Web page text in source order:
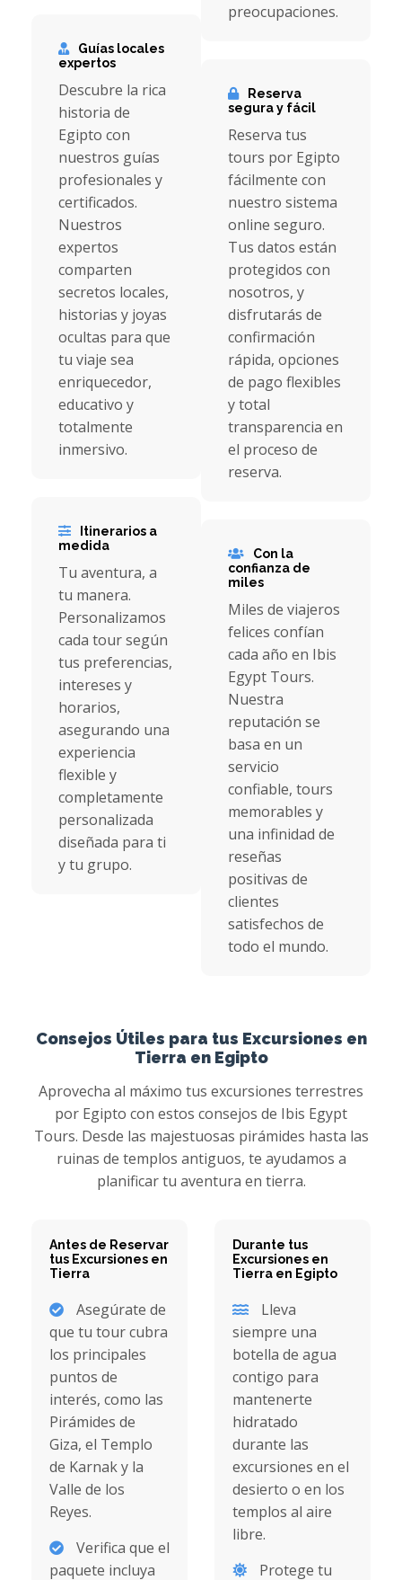
Guías locales
expertos
Descubre la rica
historia de
Egipto con
nuestros guías
profesionales y
certificados.
Nuestros
expertos
comparten
secretos locales,
historias y joyas
ocultas para que
tu viaje sea
enriquecedor,
educativo y
totalmente
inmersivo.
Itinerarios a
medida
Tu aventura, a
tu manera.
Personalizamos
cada tour según
tus preferencias,
intereses y
horarios,
asegurando una
experiencia
flexible y
completamente
personalizada
diseñada para ti
y tu grupo.
preocupaciones.
Reserva
segura y fácil
Reserva tus
tours por Egipto
fácilmente con
nuestro sistema
online seguro.
Tus datos están
protegidos con
nosotros, y
disfrutarás de
confirmación
rápida, opciones
de pago flexibles
y total
transparencia en
el proceso de
reserva.
Con la
confianza de
miles
Miles de viajeros
felices confían
cada año en Ibis
Egypt Tours.
Nuestra
reputación se
basa en un
servicio
confiable, tours
memorables y
una infinidad de
reseñas
positivas de
clientes
satisfechos de
todo el mundo.
Consejos Útiles para tus Excursiones en
Tierra en Egipto
Aprovecha al máximo tus excursiones terrestres
por Egipto con estos consejos de Ibis Egypt
Tours. Desde las majestuosas pirámides hasta las
ruinas de templos antiguos, te ayudamos a
planificar tu aventura en tierra.
Antes de Reservar
tus Excursiones en
Tierra
Asegúrate de
que tu tour cubra
los principales
puntos de
interés, como las
Pirámides de
Giza, el Templo
de Karnak y la
Valle de los
Reyes.
Verifica que el
paquete incluya
Durante tus
Excursiones en
Tierra en Egipto
Lleva
siempre una
botella de agua
contigo para
mantenerte
hidratado
durante las
excursiones en el
desierto o en los
templos al aire
libre.
Protege tu